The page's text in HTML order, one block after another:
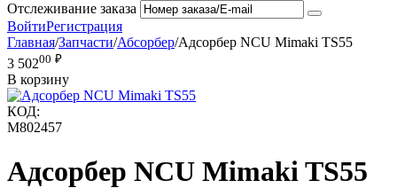
Отслеживание заказа
ВойтиРегистрация
Главная/Запчасти/Абсорбер/Адсорбер NCU Mimaki TS55
3 50200 ₽
В корзину
КОД:
M802457
Адсорбер NCU Mimaki TS55